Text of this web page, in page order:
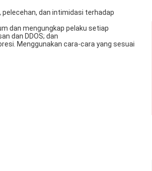
dan intimidasi terhadap
dan mengungkap pelaku setiap
dan DDOS; dan
Menggunakan cara-cara yang sesuai